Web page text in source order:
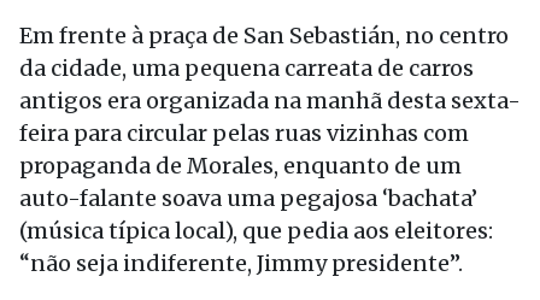
Em frente à praça de San Sebastián, no centro
da cidade, uma pequena carreata de carros
antigos era organizada na manhã desta sexta-
feira para circular pelas ruas vizinhas com
propaganda de Morales, enquanto de um
auto-falante soava uma pegajosa ‘bachata’
(música típica local), que pedia aos eleitores:
“não seja indiferente, Jimmy presidente”.